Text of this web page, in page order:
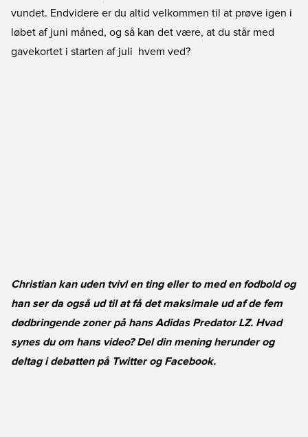
vundet. Endvidere er du altid velkommen til at prøve igen i
løbet af juni måned, og så kan det være, at du står med
gavekortet i starten af juli  hvem ved?
Christian kan uden tvivl en ting eller to med en fodbold og
han ser da også ud til at få det maksimale ud af de fem
dødbringende zoner på hans Adidas Predator LZ. Hvad
synes du om hans video? Del din mening herunder og
deltag i debatten på TwitterogFacebook.